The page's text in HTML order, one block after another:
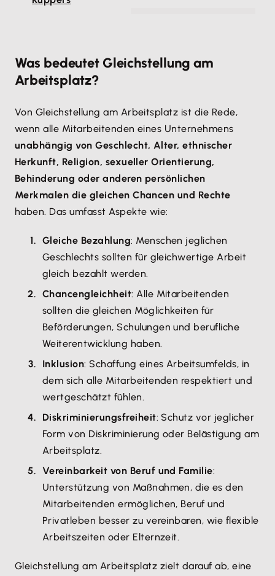
Was bedeutet Gleichstellung am
Arbeitsplatz?
Von Gleichstellung am Arbeitsplatz ist die Rede,
wenn alle Mitarbeitenden eines Unternehmens
unabhängig von Geschlecht, Alter, ethnischer
Herkunft, Religion, sexueller Orientierung,
Behinderung oder anderen persönlichen
Merkmalen die gleichen Chancen und Rechte
haben. Das umfasst Aspekte wie:
Gleiche Bezahlung: Menschen jeglichen
Geschlechts sollten für gleichwertige Arbeit
gleich bezahlt werden.
Chancengleichheit: Alle Mitarbeitenden
sollten die gleichen Möglichkeiten für
Beförderungen, Schulungen und berufliche
Weiterentwicklung haben.
Inklusion: Schaffung eines Arbeitsumfelds, in
dem sich alle Mitarbeitenden respektiert und
wertgeschätzt fühlen.
Diskriminierungsfreiheit: Schutz vor jeglicher
Form von Diskriminierung oder Belästigung am
Arbeitsplatz.
Vereinbarkeit von Beruf und Familie:
Unterstützung von Maßnahmen, die es den
Mitarbeitenden ermöglichen, Beruf und
Privatleben besser zu vereinbaren, wie flexible
Arbeitszeiten oder Elternzeit.
Gleichstellung am Arbeitsplatz zielt darauf ab, eine